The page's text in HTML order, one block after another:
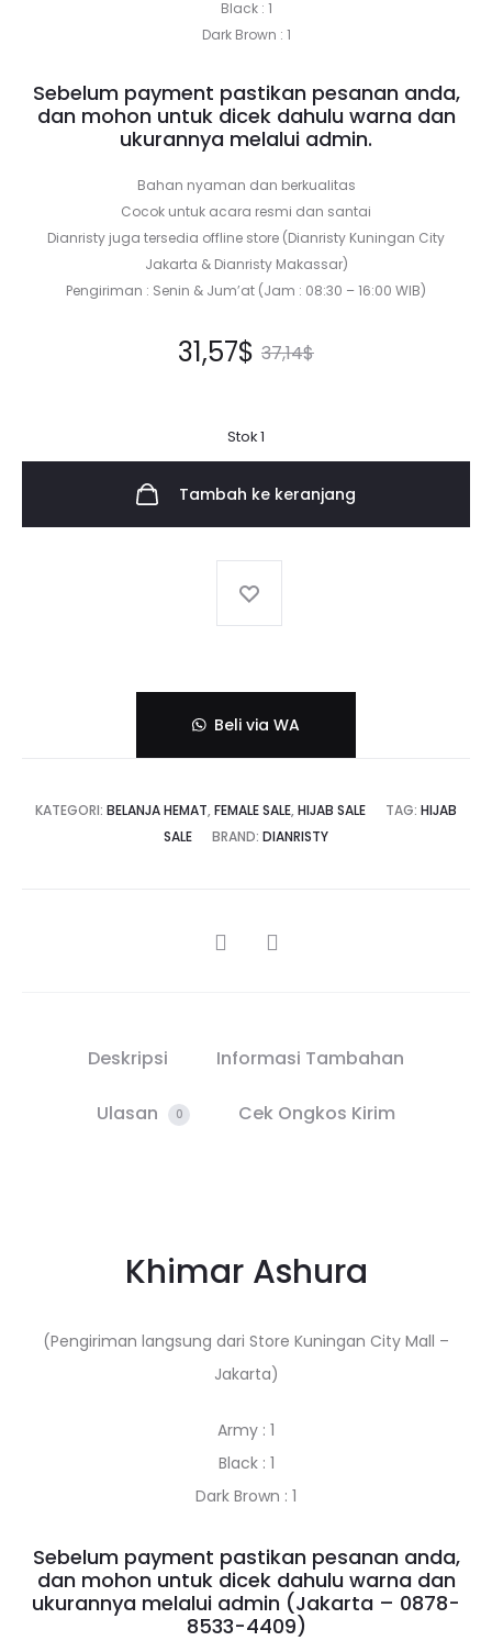
Black : 1
Dark Brown : 1
Sebelum payment pastikan pesanan anda,
dan mohon untuk dicek dahulu warna dan
ukurannya melalui admin.
Bahan nyaman dan berkualitas
Cocok untuk acara resmi dan santai
Dianristy juga tersedia offline store (Dianristy Kuningan City
Jakarta & Dianristy Makassar)
Pengiriman : Senin & Jum’at (Jam : 08:30 – 16:00 WIB)
37,14$
Harga
adalah:
37,14$.
31,57$
ini
adalah:
Stok 1
Tambah ke keranjang
Beli via WA
KATEGORI: BELANJA HEMAT, FEMALE SALE, HIJAB SALE TAG: HIJAB
SALE
BRAND: DIANRISTY
SHARE
Deskripsi Informasi Tambahan
Ulasan 0 Cek Ongkos Kirim
Khimar Ashura
(Pengiriman langsung dari Store Kuningan City Mall –
Jakarta)
Army : 1
Black : 1
Dark Brown : 1
Sebelum payment pastikan pesanan anda,
dan mohon untuk dicek dahulu warna dan
ukurannya melalui admin (Jakarta – 0878-
8533-4409)